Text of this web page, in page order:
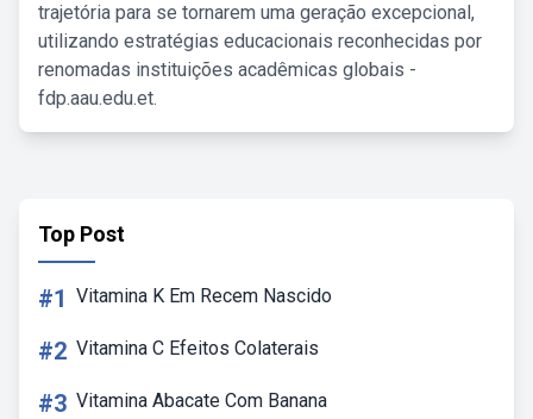
trajetória para se tornarem uma geração excepcional,
utilizando estratégias educacionais reconhecidas por
renomadas instituições acadêmicas globais -
fdp.aau.edu.et.
Top Post
#1 Vitamina K Em Recem Nascido
#2 Vitamina C Efeitos Colaterais
#3 Vitamina Abacate Com Banana